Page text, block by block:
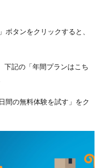
ボタンをクリックすると、
下記の「年間プランはこち
間の無料体験を試す」をク